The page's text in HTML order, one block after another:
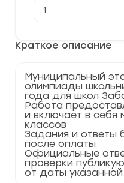
Краткое описание
Муниципальный
олимпиады
года для школ
Работа
и включает в себя
классов
Задания и ответы
после оплаты
Официальные
проверки
от даты
товара
этап
по
2024
гг.
Забайкальский
край
75
регион